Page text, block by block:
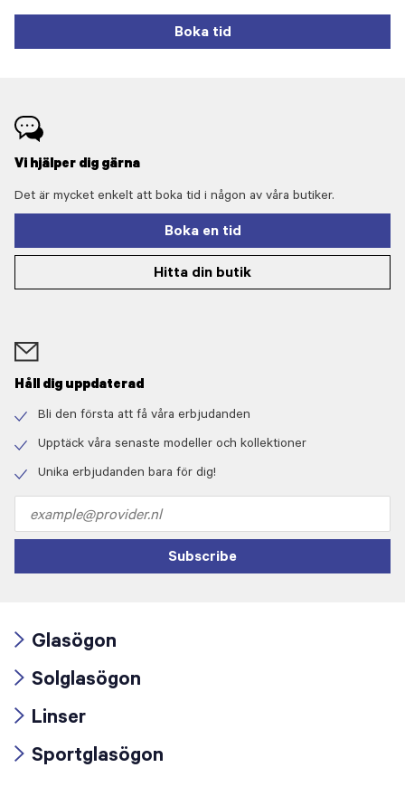
Boka tid
Vi hjälper dig gärna
Det är mycket enkelt att boka tid i någon av våra butiker.
Boka en tid
Hitta din butik
Håll dig uppdaterad
icon
Bli den första att få våra erbjudanden
icon
Upptäck våra senaste modeller och kollektioner
Unika erbjudanden bara för dig!
address
Subscribe
icon
Glasögon
icon
Solglasögon
icon
Linser
Sportglasögon